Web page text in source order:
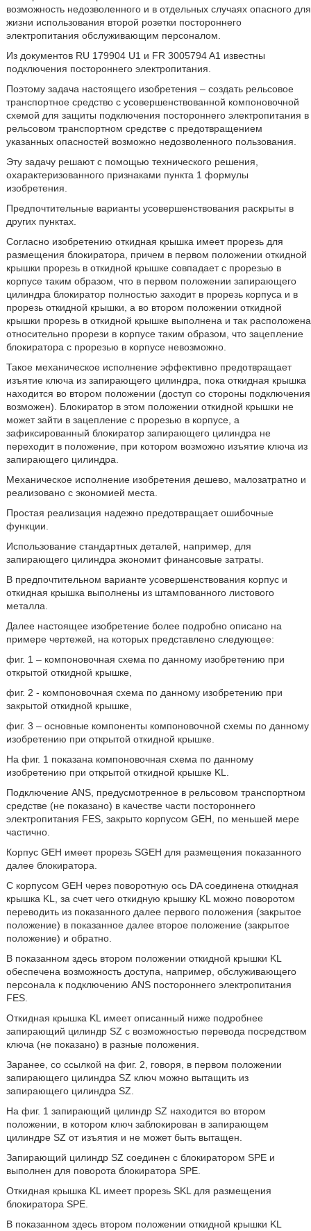
возможность недозволенного и в отдельных случаях опасного для
жизни использования второй розетки постороннего
электропитания обслуживающим персоналом.
Из документов RU 179904 U1 и FR 3005794 A1 известны
подключения постороннего электропитания.
Поэтому задача настоящего изобретения – создать рельсовое
транспортное средство с усовершенствованной компоновочной
схемой для защиты подключения постороннего электропитания в
рельсовом транспортном средстве с предотвращением
указанных опасностей возможно недозволенного пользования.
Эту задачу решают с помощью технического решения,
охарактеризованного признаками пункта 1 формулы
изобретения.
Предпочтительные варианты усовершенствования раскрыты в
других пунктах.
Согласно изобретению откидная крышка имеет прорезь для
размещения блокиратора, причем в первом положении откидной
крышки прорезь в откидной крышке совпадает с прорезью в
корпусе таким образом, что в первом положении запирающего
цилиндра блокиратор полностью заходит в прорезь корпуса и в
прорезь откидной крышки, а во втором положении откидной
крышки прорезь в откидной крышке выполнена и так расположена
относительно прорези в корпусе таким образом, что зацепление
блокиратора с прорезью в корпусе невозможно.
Такое механическое исполнение эффективно предотвращает
изъятие ключа из запирающего цилиндра, пока откидная крышка
находится во втором положении (доступ со стороны подключения
возможен). Блокиратор в этом положении откидной крышки не
может зайти в зацепление с прорезью в корпусе, а
зафиксированный блокиратор запирающего цилиндра не
переходит в положение, при котором возможно изъятие ключа из
запирающего цилиндра.
Механическое исполнение изобретения дешево, малозатратно и
реализовано с экономией места.
Простая реализация надежно предотвращает ошибочные
функции.
Использование стандартных деталей, например, для
запирающего цилиндра экономит финансовые затраты.
В предпочтительном варианте усовершенствования корпус и
откидная крышка выполнены из штампованного листового
металла.
Далее настоящее изобретение более подробно описано на
примере чертежей, на которых представлено следующее:
фиг. 1 – компоновочная схема по данному изобретению при
открытой откидной крышке,
фиг. 2 - компоновочная схема по данному изобретению при
закрытой откидной крышке,
фиг. 3 – основные компоненты компоновочной схемы по данному
изобретению при открытой откидной крышке.
На фиг. 1 показана компоновочная схема по данному
изобретению при открытой откидной крышке KL.
Подключение ANS, предусмотренное в рельсовом транспортном
средстве (не показано) в качестве части постороннего
электропитания FES, закрыто корпусом GEH, по меньшей мере
частично.
Корпус GEH имеет прорезь SGEH для размещения показанного
далее блокиратора.
С корпусом GEH через поворотную ось DA соединена откидная
крышка KL, за счет чего откидную крышку KL можно поворотом
переводить из показанного далее первого положения (закрытое
положение) в показанное далее второе положение (закрытое
положение) и обратно.
В показанном здесь втором положении откидной крышки KL
обеспечена возможность доступа, например, обслуживающего
персонала к подключению ANS постороннего электропитания
FES.
Откидная крышка KL имеет описанный ниже подробнее
запирающий цилиндр SZ с возможностью перевода посредством
ключа (не показано) в разные положения.
Заранее, со ссылкой на фиг. 2, говоря, в первом положении
запирающего цилиндра SZ ключ можно вытащить из
запирающего цилиндра SZ.
На фиг. 1 запирающий цилиндр SZ находится во втором
положении, в котором ключ заблокирован в запирающем
цилиндре SZ от изъятия и не может быть вытащен.
Запирающий цилиндр SZ соединен с блокиратором SPE и
выполнен для поворота блокиратора SPE.
Откидная крышка KL имеет прорезь SKL для размещения
блокиратора SPE.
В показанном здесь втором положении откидной крышки KL